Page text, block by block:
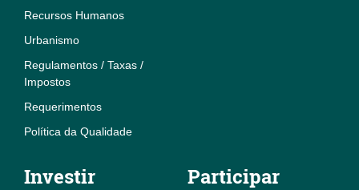
Recursos Humanos
Urbanismo
Regulamentos / Taxas /
Impostos
Requerimentos
Política da Qualidade
Investir Participar